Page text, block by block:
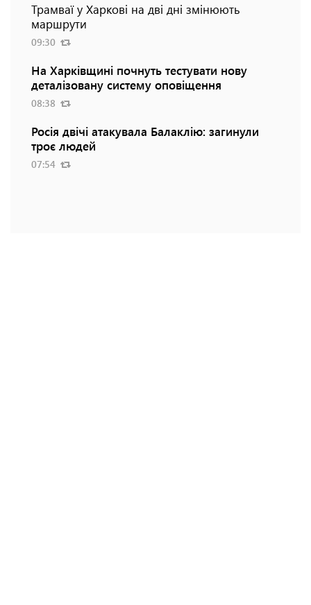
Трамваї у Харкові на дві дні змінюють
маршрути
09:30
На Харківщині почнуть тестувати нову
деталізовану систему оповіщення
08:38
Росія двічі атакувала Балаклію: загинули
троє людей
07:54